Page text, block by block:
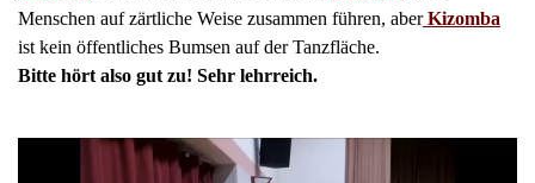
Menschen auf zärtliche Weise zusammen führen, aberKizomba
ist kein öffentliches Bumsen auf der Tanzfläche.
Bitte hört also gut zu! Sehr lehrreich.